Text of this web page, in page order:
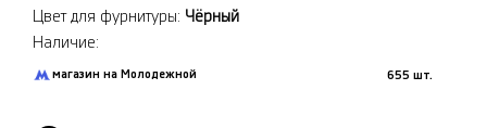
Цвет для фурнитуры: Чёрный
Наличие:
магазин на Молодежной 655 шт.